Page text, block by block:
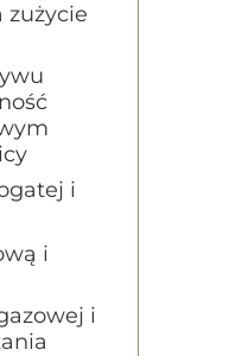
zużycie
i
i
i